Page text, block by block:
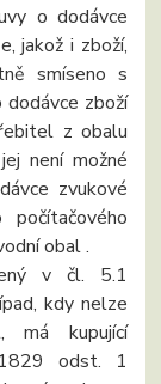
o dodávce
jakož i zboží,
smíseno s
dodávce zboží
z obalu
není možné
zvukové
obal .
v čl. 5.1
kdy nelze
má kupující
odst. 1